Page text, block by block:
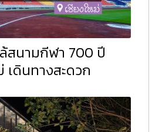
สนามกีฬา 700 ปี
เดินทางสะดวก